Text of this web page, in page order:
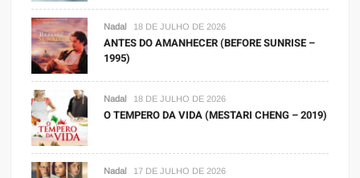
Nadal 18 DE JULHO DE 2026
ANTES DO AMANHECER (BEFORE SUNRISE –
1995)
Nadal 18 DE JULHO DE 2026
O TEMPERO DA VIDA (MESTARI CHENG – 2019)
Nadal 17 DE JULHO DE 2026